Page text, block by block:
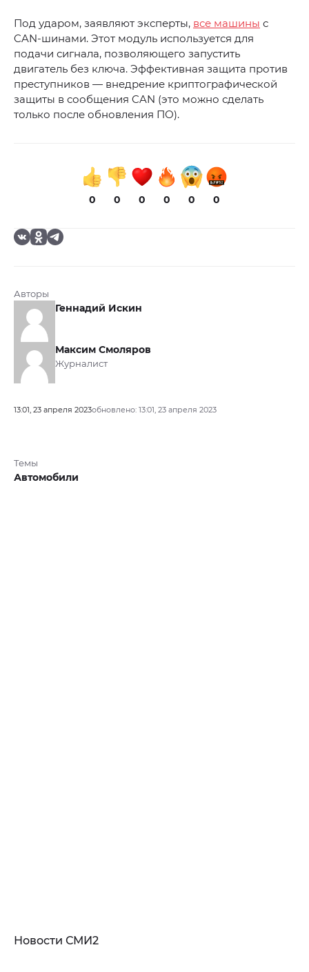
Под ударом, заявляют эксперты, все машины с
CAN-шинами. Этот модуль используется для
подачи сигнала, позволяющего запустить
двигатель без ключа. Эффективная защита против
преступников — внедрение криптографической
защиты в сообщения CAN (это можно сделать
только после обновления ПО).
0 0 0 0 0 0
Авторы
Геннадий Искин
Максим Смоляров
Журналист
13:01, 23 апреля 2023обновлено: 13:01, 23 апреля 2023
Темы
Автомобили
Новости СМИ2